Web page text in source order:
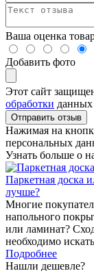
Ваша оценка
Добавить фото
Этот сайт
обработки данных
Отправить отзыв
Нажимая на
персональных
Узнать больше о
Паркетная доска
лучше?
Многие
напольного
или ламинат?
необходимо
Подробнее
Нашли дешевле?